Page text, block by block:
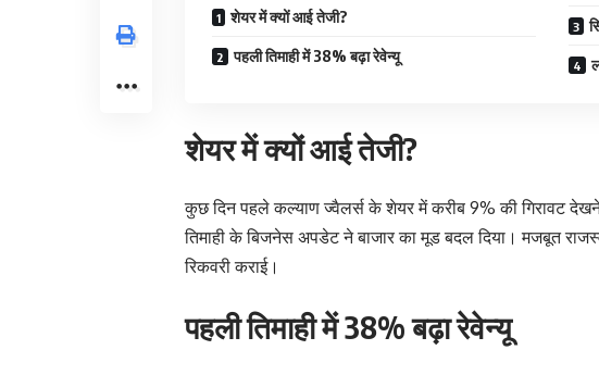
शेयर में क्यों आई तेजी?
पहली तिमाही में 38% बढ़ा रेवेन्यू
शेयर में क्यों आई तेजी?
कुछ दिन पहले कल्याण ज्वैलर्स के शेयर में करीब 9% की गिरावट
तिमाही के बिजनेस अपडेट ने बाजार का मूड बदल दिया। मजबूत
रिकवरी कराई।
पहली तिमाही में 38% बढ़ा रेवेन्यू